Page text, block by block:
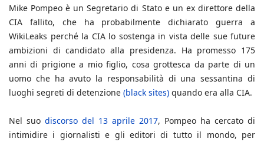
Mike Pompeo è un Segretario di Stato e un ex direttore della
CIA fallito, che ha probabilmente dichiarato guerra a
WikiLeaks perché la CIA lo sostenga in vista delle sue future
ambizioni di candidato alla presidenza. Ha promesso 175
anni di prigione a mio figlio, cosa grottesca da parte di un
uomo che ha avuto la responsabilità di una sessantina di
luoghi segreti di detenzione (black sites) quando era alla CIA.
Nel suo discorso del 13 aprile 2017, Pompeo ha cercato di
intimidire i giornalisti e gli editori di tutto il mondo, per